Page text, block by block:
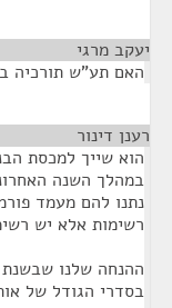
יעקב מרגי
האם תע"ש תורכיה
רענן דינור
הוא שייך למכסת
נתנו להם מעמד
רשימות אלא יש